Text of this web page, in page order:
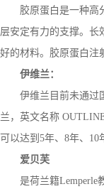
胶原蛋白是一种高分
层安定有力的支撑。长
好的材料。胶原蛋白注
伊维兰：
伊维兰目前未通过国
兰，英文名称
可以达到5年、8年、10
爱贝芙
是荷兰籍Lemperle教